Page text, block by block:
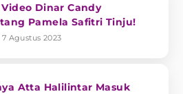
Dinar Candy
Pamela Safitri Tinju!
7 Agustus 2023
Atta Halilintar Masuk